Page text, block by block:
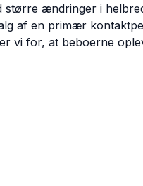
større ændringer i
af en primær
vi for, at beboerne